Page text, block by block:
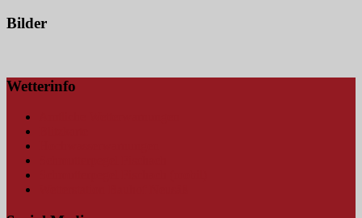
Bilder
Wetterinfo